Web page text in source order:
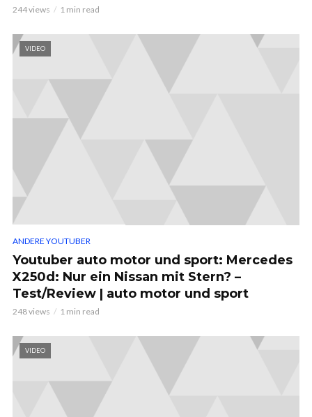
244 views 1 min read
VIDEO
ANDERE YOUTUBER
Youtuber auto motor und sport: Mercedes
X250d: Nur ein Nissan mit Stern? –
Test/Review | auto motor und sport
248 views 1 min read
VIDEO